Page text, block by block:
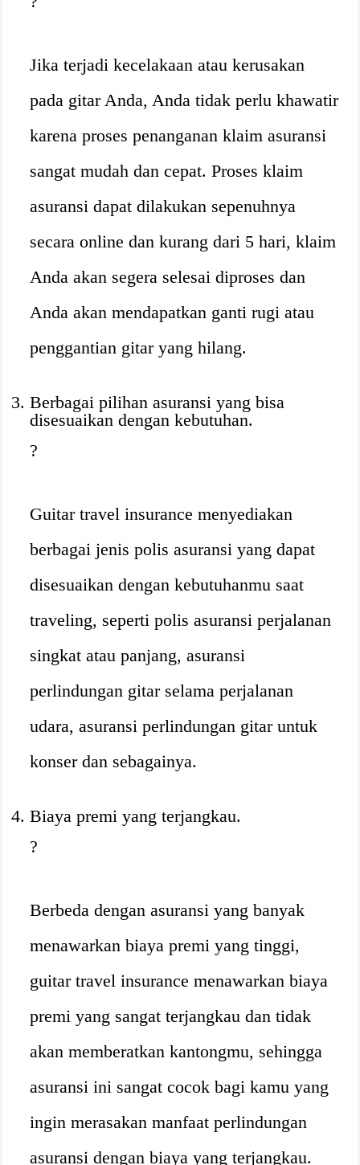
Jika terjadi kecelakaan atau kerusakan
pada gitar Anda, Anda tidak perlu khawatir
karena proses penanganan klaim asuransi
sangat mudah dan cepat. Proses klaim
asuransi dapat dilakukan sepenuhnya
secara online dan kurang dari 5 hari, klaim
Anda akan segera selesai diproses dan
Anda akan mendapatkan ganti rugi atau
penggantian gitar yang hilang.
Berbagai pilihan asuransi yang bisa
disesuaikan dengan kebutuhan.
?
Guitar travel insurance menyediakan
berbagai jenis polis asuransi yang dapat
disesuaikan dengan kebutuhanmu saat
traveling, seperti polis asuransi perjalanan
singkat atau panjang, asuransi
perlindungan gitar selama perjalanan
udara, asuransi perlindungan gitar untuk
konser dan sebagainya.
Biaya premi yang terjangkau.
?
Berbeda dengan asuransi yang banyak
menawarkan biaya premi yang tinggi,
guitar travel insurance menawarkan biaya
premi yang sangat terjangkau dan tidak
akan memberatkan kantongmu, sehingga
asuransi ini sangat cocok bagi kamu yang
ingin merasakan manfaat perlindungan
asuransi dengan biaya yang terjangkau.